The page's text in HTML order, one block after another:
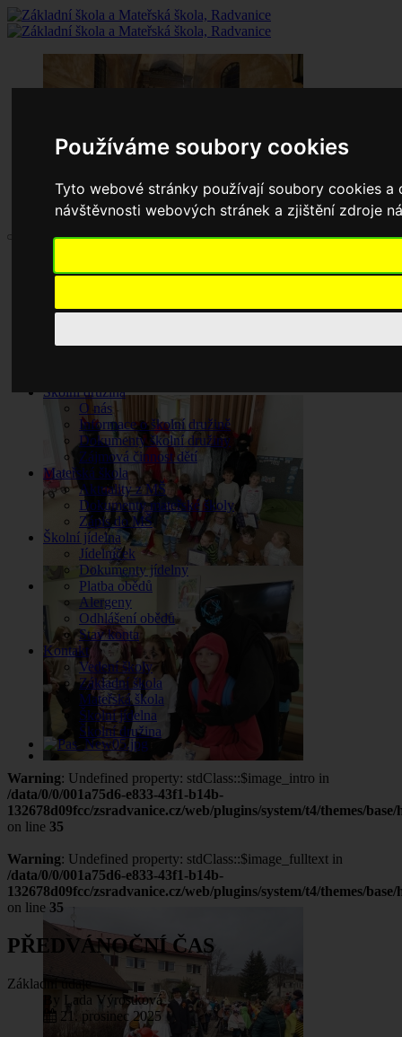
Používáme soubory cookies
Tyto webové stránky používají soubory cookies a
návštěvnosti webových stránek a zjištění zdroje
Základní škola
Dokumenty základní školy
Jednací řád
Školní družina
O nás
Informace o školní družině
Dokumenty školní družiny
Zájmová činnost dětí
Mateřská škola
Aktuality z MŠ
Dokumenty mateřské školy
Zápis do MŠ
Školní jídelna
Jídelníček
Dokumenty jídelny
Platba obědů
Alergeny
Odhlášení obědů
Stav konta
Kontakt
Vedení školy
Základní škola
Mateřská škola
Školní jídelna
Školní družina
Warning: Undefined property: stdClass::$image_intro in
/data/0/0/001a75d6-e833-43f1-b14b-
132678d09fcc/zsradvanice.cz/web/plugins/system/t4/themes/
on line 35
Warning: Undefined property: stdClass::$image_fulltext in
/data/0/0/001a75d6-e833-43f1-b14b-
132678d09fcc/zsradvanice.cz/web/plugins/system/t4/themes/
on line 35
PŘEDVÁNOČNÍ ČAS
Základní údaje
Lada Výrostková
21. prosinec 2025